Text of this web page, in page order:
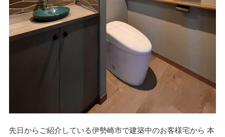
先日からご紹介している伊勢崎市で建築中のお客様宅から 本